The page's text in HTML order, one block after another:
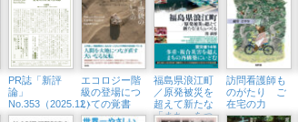
ために」（浅
草・Readin’
Writin BOOK
STORE 6/19
㈮）
所をつくる言
葉の力」（東
京中延・隣町
珈琲 5/22㈮）
て世界を食べる
アローグ』
（東京中延・
隣町珈琲
3/21（土））
PR誌「新評
論」
No.353（2025.12）
エコロジー階
級の登場につ
いての覚書
福島県浪江町
／原発被災を
超えて新たな
「まち」をつ
訪問看護師も
のがたり ご
在宅の力